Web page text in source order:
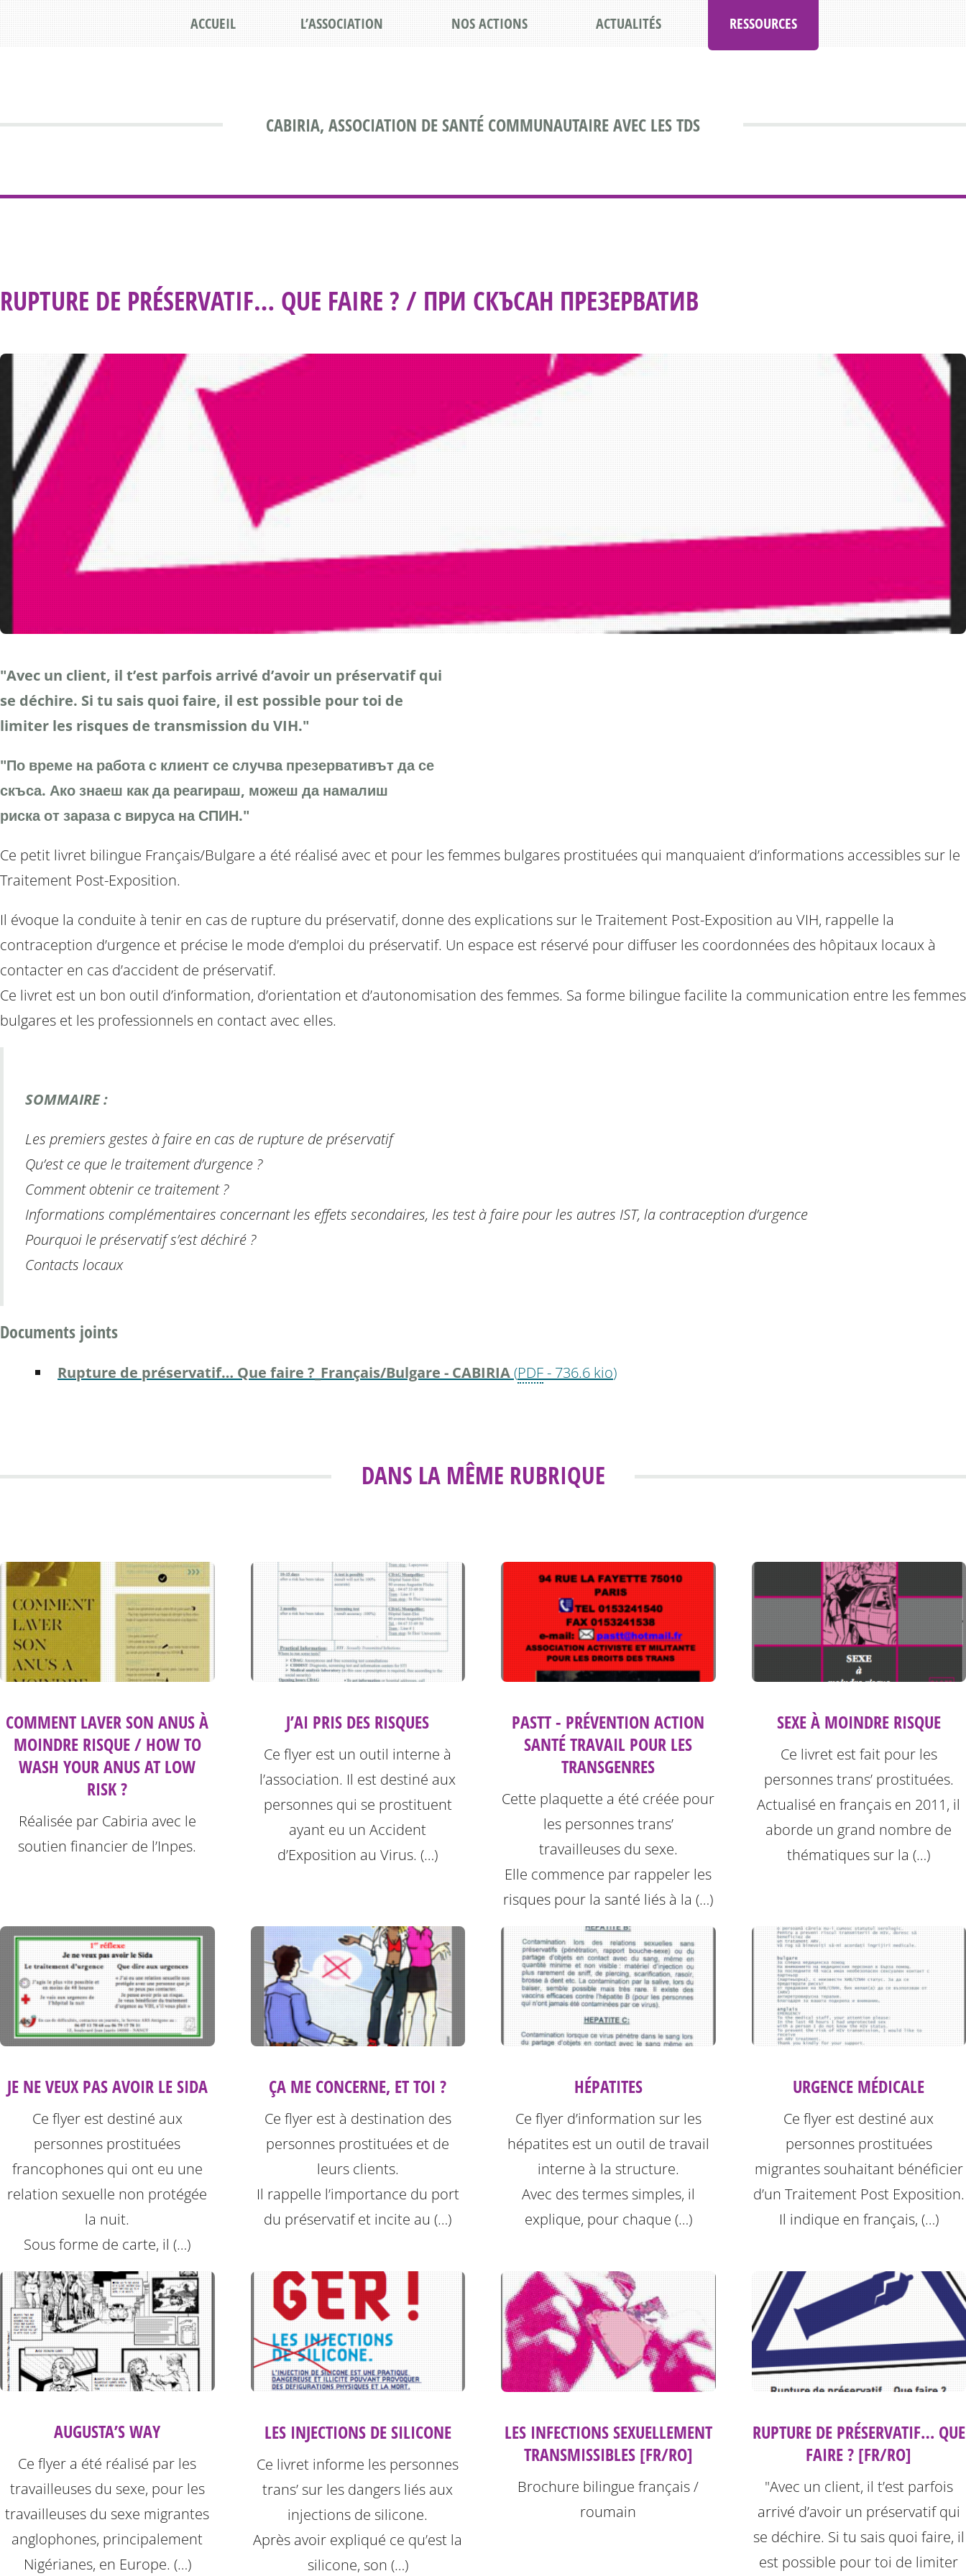
CABIRIA, ASSOCIATION DE SANTÉ COMMUNAUTAIRE AVEC LES TDS
ACCUEIL L’ASSOCIATION NOS ACTIONS ACTUALITÉS RESSOURCES
RUPTURE DE PRÉSERVATIF… QUE FAIRE ? / ПРИ СКЪСАН ПРЕЗЕРВАТИВ
"Avec un client, il t’est parfois arrivé d’avoir un préservatif qui
se déchire. Si tu sais quoi faire, il est possible pour toi de
limiter les risques de transmission du VIH."
"По време на работа с клиент се случва презервативът да се
скъса. Ако знаеш как да реагираш, можеш да намалиш
риска от зараза с вируса на СПИН."
Ce petit livret bilingue Français/Bulgare a été réalisé avec et pour les femmes bulgares prostituées qui manquaient d’informations accessibles sur le
Traitement Post-Exposition.
Il évoque la conduite à tenir en cas de rupture du préservatif, donne des explications sur le Traitement Post-Exposition au VIH, rappelle la
contraception d’urgence et précise le mode d’emploi du préservatif. Un espace est réservé pour diffuser les coordonnées des hôpitaux locaux à
contacter en cas d’accident de préservatif.
Ce livret est un bon outil d’information, d’orientation et d’autonomisation des femmes. Sa forme bilingue facilite la communication entre les femmes
bulgares et les professionnels en contact avec elles.
SOMMAIRE :
Les premiers gestes à faire en cas de rupture de préservatif
Qu’est ce que le traitement d’urgence ?
Comment obtenir ce traitement ?
Informations complémentaires concernant les effets secondaires, les test à faire pour les autres IST, la contraception d’urgence
Pourquoi le préservatif s’est déchiré ?
Contacts locaux
Documents joints
Rupture de préservatif… Que faire ?_Français/Bulgare - CABIRIA(PDF- 736.6 kio)
DANS LA MÊME RUBRIQUE
COMMENT LAVER SON ANUS À
MOINDRE RISQUE / HOW TO
WASH YOUR ANUS AT LOW
RISK ?
Réalisée par Cabiria avec le
soutien financier de l’Inpes.
J’AI PRIS DES RISQUES
Ce flyer est un outil interne à
l’association. Il est destiné aux
personnes qui se prostituent
ayant eu un Accident
d’Exposition au Virus. (…)
PASTT - PRÉVENTION ACTION
SANTÉ TRAVAIL POUR LES
TRANSGENRES
Cette plaquette a été créée pour
les personnes trans’
travailleuses du sexe.
Elle commence par rappeler les
risques pour la santé liés à la (…)
SEXE À MOINDRE RISQUE
Ce livret est fait pour les
personnes trans’ prostituées.
Actualisé en français en 2011, il
aborde un grand nombre de
thématiques sur la (…)
JE NE VEUX PAS AVOIR LE SIDA
Ce flyer est destiné aux
personnes prostituées
francophones qui ont eu une
relation sexuelle non protégée
la nuit.
Sous forme de carte, il (…)
ÇA ME CONCERNE, ET TOI ?
Ce flyer est à destination des
personnes prostituées et de
leurs clients.
Il rappelle l’importance du port
du préservatif et incite au (…)
HÉPATITES
Ce flyer d’information sur les
hépatites est un outil de travail
interne à la structure.
Avec des termes simples, il
explique, pour chaque (…)
URGENCE MÉDICALE
Ce flyer est destiné aux
personnes prostituées
migrantes souhaitant bénéficier
d’un Traitement Post Exposition.
Il indique en français, (…)
AUGUSTA’S WAY
Ce flyer a été réalisé par les
travailleuses du sexe, pour les
travailleuses du sexe migrantes
anglophones, principalement
Nigérianes, en Europe. (…)
LES INJECTIONS DE SILICONE
Ce livret informe les personnes
trans’ sur les dangers liés aux
injections de silicone.
Après avoir expliqué ce qu’est la
silicone, son (…)
LES INFECTIONS SEXUELLEMENT
TRANSMISSIBLES [FR/RO]
Brochure bilingue français /
roumain
RUPTURE DE PRÉSERVATIF… QUE
FAIRE ? [FR/RO]
"Avec un client, il t’est parfois
arrivé d’avoir un préservatif qui
se déchire. Si tu sais quoi faire, il
est possible pour toi de limiter